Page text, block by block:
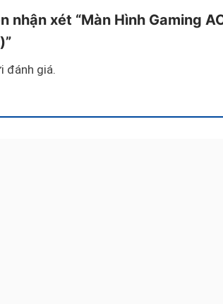
nhận xét “Màn Hình Gaming
đánh giá.